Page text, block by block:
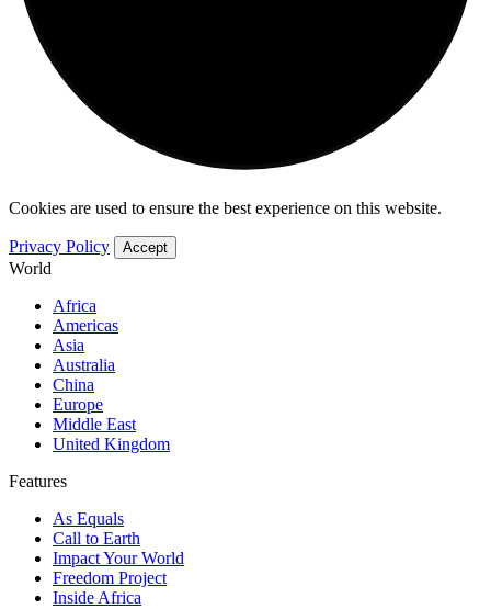
Cookies are used to ensure the best experience on this website.
Privacy Policy Accept
World
Africa
Americas
Asia
Australia
China
Europe
Middle East
United Kingdom
Features
As Equals
Call to Earth
Impact Your World
Freedom Project
Inside Africa